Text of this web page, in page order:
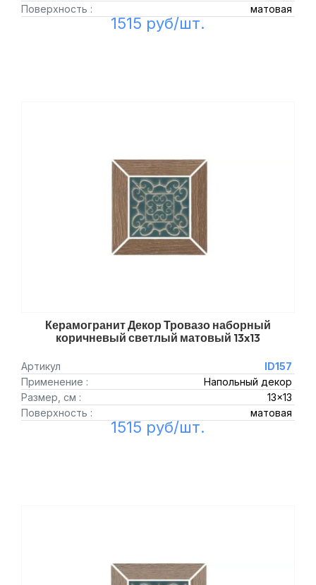
Поверхность :
матовая
1515 руб/шт.
Керамогранит Декор Тровазо наборный
коричневый светлый матовый 13x13
Артикул
ID157
Применение :
Напольный декор
Размер, см :
13x13
Поверхность :
матовая
1515 руб/шт.